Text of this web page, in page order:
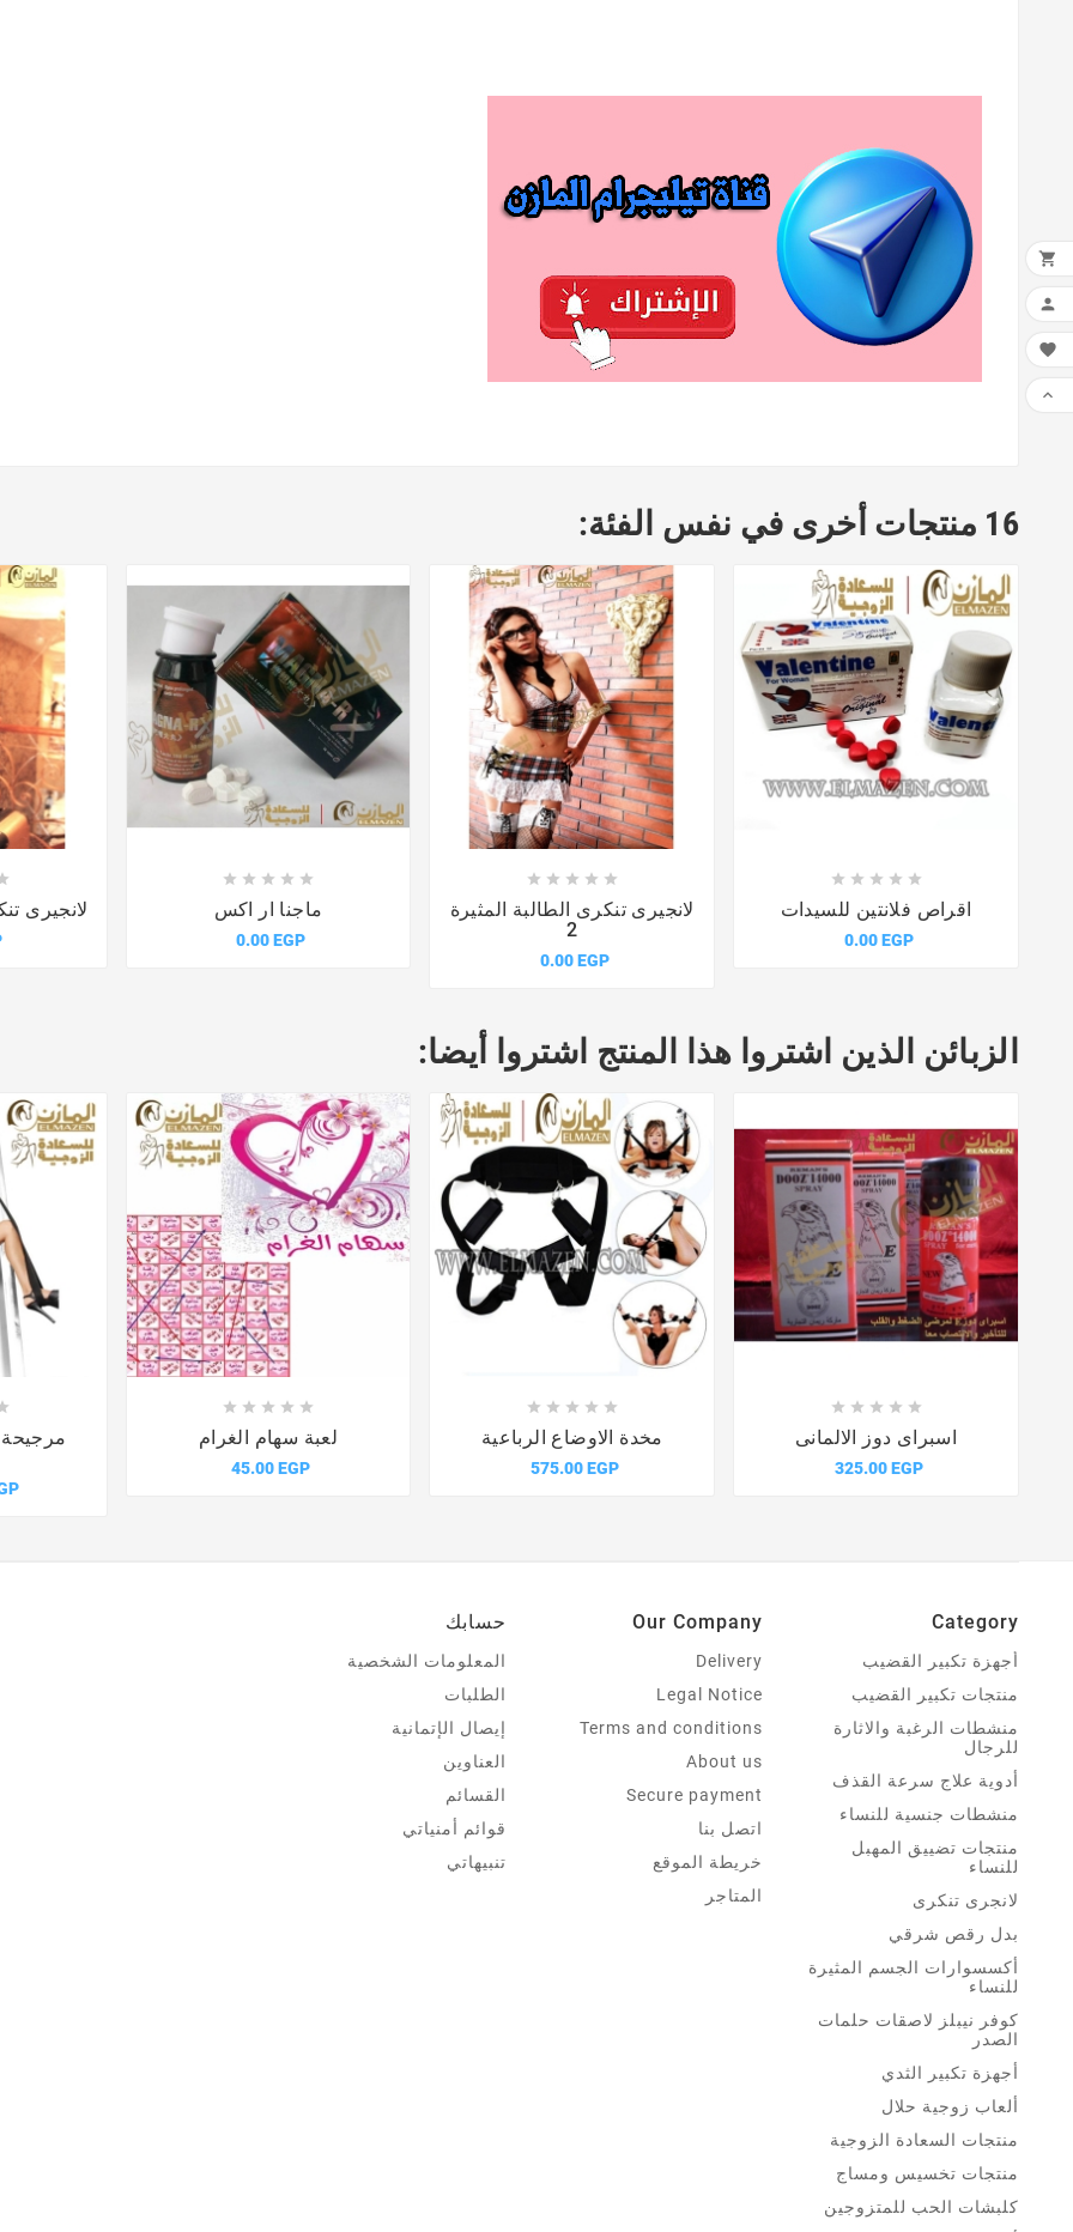
16 منتجات أخرى في نفس الفئة:
لانجيرى

    
ماجنا ار اكس
0.00 EGP

    
لانجيرى تنكرى الطالبة المثيرة
2
0.00 EGP

    
اقراص فلانتين للسيدات
0.00 EGP
الزبائن الذين اشتروا هذا المنتج اشتروا أيضا:
مرجيحة

    
لعبة سهام الغرام
45.00 EGP

    
مخدة الاوضاع الرباعية
575.00 EGP

    
اسبراى دوز الالمانى
325.00 EGP
Category
أجهزة تكبير القضيب
منتجات تكبير القضيب
منشطات الرغبة والاثارة
للرجال
أدوية علاج سرعة القذف
منشطات جنسية للنساء
منتجات تضييق المهبل
للنساء
لانجرى تنكرى
بدل رقص شرقي
أكسسوارات الجسم المثيرة
للنساء
كوفر نيبلز لاصقات حلمات
الصدر
أجهزة تكبير الثدي
ألعاب زوجية حلال
منتجات السعادة الزوجية
منتجات تخسيس ومساج
كلبشات الحب للمتزوجين
Our Company
Delivery
Legal Notice
Terms and conditions
About us
Secure payment
اتصل بنا
خريطة الموقع
المتاجر
حسابك
المعلومات الشخصية
الطلبات
إيصال الإتمانية
العناوين
القسائم
قوائم أمنياتي
تنبيهاتي



